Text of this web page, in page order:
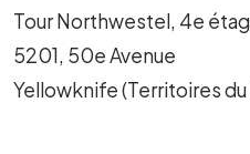
Tour Northwestel, 4e
5201, 50e Avenue
Yellowknife (Territoires